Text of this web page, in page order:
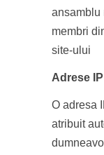
ansamblu
membri
site-ului
Adrese IP
O adresa
atribuit